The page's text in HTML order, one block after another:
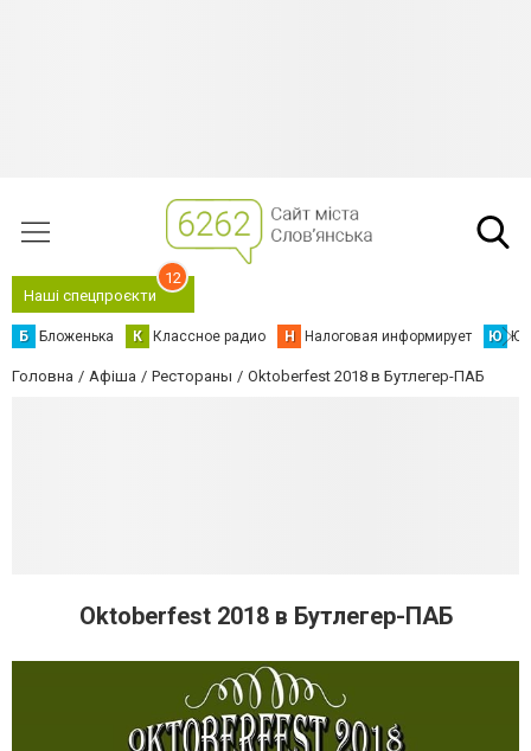
Наші спецпроєкти
12
Б Бложенька К Классное радио Н Налоговая информирует Ю
Головна Афіша Рестораны Oktoberfest 2018 в Бутлегер-ПАБ
Oktoberfest 2018 в Бутлегер-ПАБ